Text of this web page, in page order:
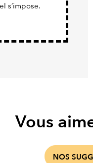
s’impose.
Vous
NOS